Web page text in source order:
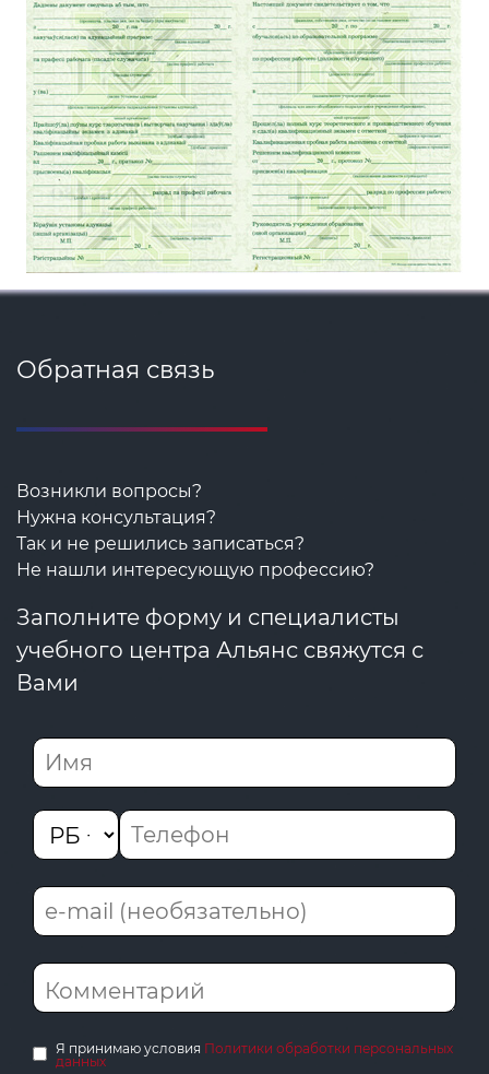
Обратная связь
Возникли вопросы?
Нужна консультация?
Так и не решились записаться?
Не нашли интересующую профессию?
Заполните форму и специалисты
учебного центра Альянс свяжутся с
Вами
Я принимаю условия Политики обработки персональных
данных